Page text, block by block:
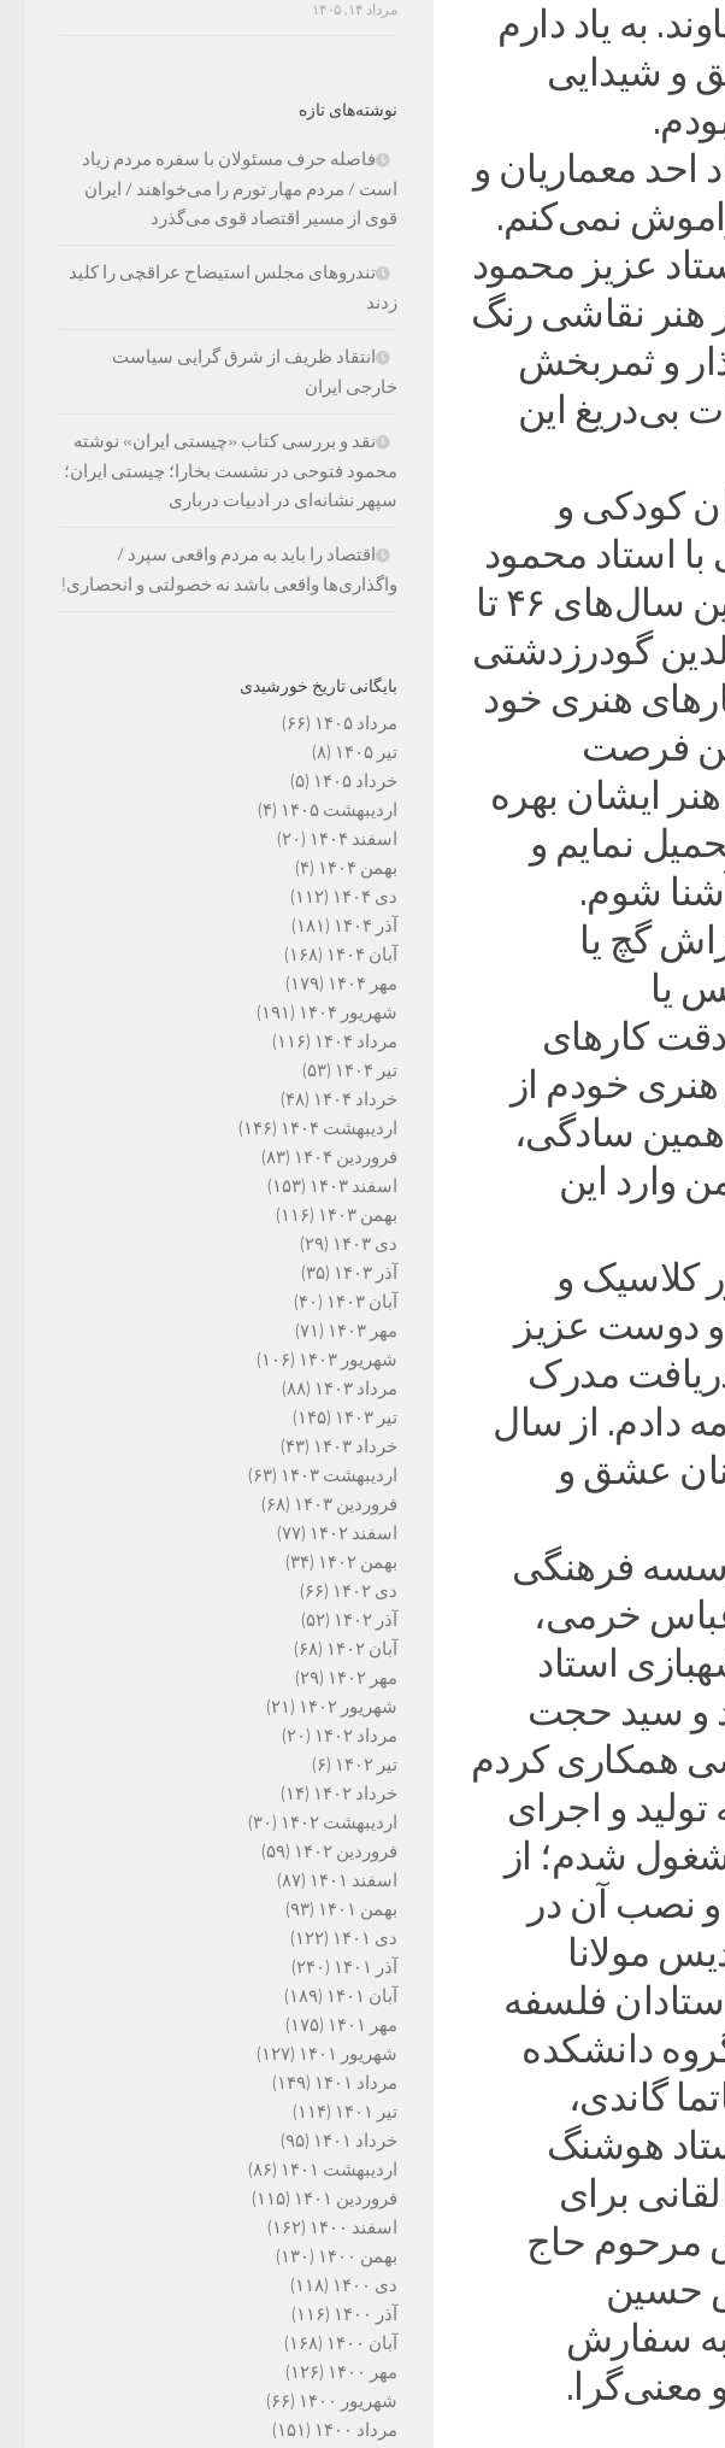
به یاد دارم
و شیدایی
معماریان و
نمی‌کنم.
آشنایی با استاد عزیز محمود
هنر نقاشی رنگ
و ثمربخش
بی‌دریغ این
کودکی و
استاد محمود
غلامی، همشهری هنرمندم. حدوداً بین سال‌های ۴۶ تا
گودرزدشتی
هنری خود
فرصت
ایشان بهره
نمایم و
شوم.
گچ یا
یا
کارهای
خودم از
همین سادگی،
وارد این
از دهه ۶۰ به طور کلاسیک و
و دوست عزیز
مدرک
دادم. از سال
عشق و
۱۵ سال با مؤسسه فرهنگی
خرمی،
استاد
و سید حجت
همکاری کردم
و اجرای
شدم؛ از
نصب آن در
مولانا
سردیس ۱۰تن از استادان فلسفه
دانشکده
گاندی،
هوشنگ
برای
مرحوم حاج
حسین
به سفارش
معنی‌گرا.
مرداد ۱۴, ۱۴۰۵
نوشته‌های تازه
فاصله حرف مسئولان با سفره مردم زیاد
است / مردم مهار تورم را می‌خواهند / ایران
قوی از مسیر اقتصاد قوی می‌گذرد
تندروهای مجلس استیضاح عراقچی را کلید
زدند
انتقاد ظریف از شرق گرایی سیاست
خارجی ایران
نقد و بررسی کتاب «چیستی ایران» نوشته
محمود فتوحی در نشست بخارا؛ چیستی ایران؛
سپهر نشانه‌ای در ادبیات درباری
اقتصاد را باید به مردم واقعی سپرد /
واگذاری‌ها واقعی باشد نه خصولتی و انحصاری!
بایگانی تاریخ خورشیدی
مرداد ۱۴۰۵
(۶۶)
تیر ۱۴۰۵
(۸)
خرداد ۱۴۰۵
(۵)
اردیبهشت ۱۴۰۵
(۴)
اسفند ۱۴۰۴
(۲۰)
بهمن ۱۴۰۴
(۴)
دی ۱۴۰۴
(۱۱۲)
آذر ۱۴۰۴
(۱۸۱)
آبان ۱۴۰۴
(۱۶۸)
مهر ۱۴۰۴
(۱۷۹)
شهریور ۱۴۰۴
(۱۹۱)
مرداد ۱۴۰۴
(۱۱۶)
تیر ۱۴۰۴
(۵۳)
خرداد ۱۴۰۴
(۴۸)
اردیبهشت ۱۴۰۴
(۱۴۶)
فروردین ۱۴۰۴
(۸۳)
اسفند ۱۴۰۳
(۱۵۳)
بهمن ۱۴۰۳
(۱۱۶)
دی ۱۴۰۳
(۲۹)
آذر ۱۴۰۳
(۳۵)
آبان ۱۴۰۳
(۴۰)
مهر ۱۴۰۳
(۷۱)
شهریور ۱۴۰۳
(۱۰۶)
مرداد ۱۴۰۳
(۸۸)
تیر ۱۴۰۳
(۱۴۵)
خرداد ۱۴۰۳
(۴۳)
اردیبهشت ۱۴۰۳
(۶۳)
فروردین ۱۴۰۳
(۶۸)
اسفند ۱۴۰۲
(۷۷)
بهمن ۱۴۰۲
(۳۴)
دی ۱۴۰۲
(۶۶)
آذر ۱۴۰۲
(۵۲)
آبان ۱۴۰۲
(۶۸)
مهر ۱۴۰۲
(۲۹)
شهریور ۱۴۰۲
(۲۱)
مرداد ۱۴۰۲
(۲۰)
تیر ۱۴۰۲
(۶)
خرداد ۱۴۰۲
(۱۴)
اردیبهشت ۱۴۰۲
(۳۰)
فروردین ۱۴۰۲
(۵۹)
اسفند ۱۴۰۱
(۸۷)
بهمن ۱۴۰۱
(۹۳)
دی ۱۴۰۱
(۱۲۲)
آذر ۱۴۰۱
(۲۴۰)
آبان ۱۴۰۱
(۱۸۹)
مهر ۱۴۰۱
(۱۷۵)
شهریور ۱۴۰۱
(۱۲۷)
مرداد ۱۴۰۱
(۱۴۹)
تیر ۱۴۰۱
(۱۱۴)
خرداد ۱۴۰۱
(۹۵)
اردیبهشت ۱۴۰۱
(۸۶)
فروردین ۱۴۰۱
(۱۱۵)
اسفند ۱۴۰۰
(۱۶۲)
بهمن ۱۴۰۰
(۱۳۰)
دی ۱۴۰۰
(۱۱۸)
آذر ۱۴۰۰
(۱۱۶)
آبان ۱۴۰۰
(۱۶۸)
مهر ۱۴۰۰
(۱۲۶)
شهریور ۱۴۰۰
(۶۶)
مرداد ۱۴۰۰
(۱۵۱)